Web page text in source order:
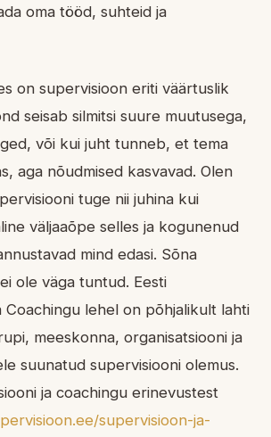
oma tööd, suhteid ja
on supervisioon eriti väärtuslik
seisab silmitsi suure muutusega,
või kui juht tunneb, et tema
aga nõudmised kasvavad. Olen
tuge nii juhina kui
väljaaõpe selles ja kogunenud
mind edasi. Sõna
ole väga tuntud. Eesti
Coachingu lehel on põhjalikult lahti
meeskonna, organisatsiooni ja
suunatud supervisiooni olemus.
ja coachingu erinevustest
supervisioon-ja-